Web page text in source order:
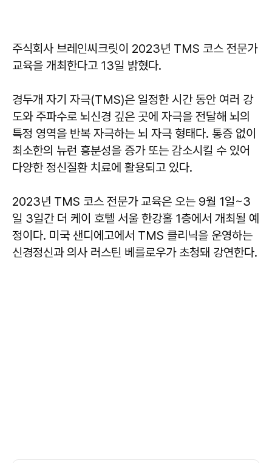
주식회사 브레인씨크릿이 2023년 TMS 코스 전문가
교육을 개최한다고 13일 밝혔다.
경두개 자기 자극(TMS)은 일정한 시간 동안 여러 강
도와 주파수로 뇌신경 깊은 곳에 자극을 전달해 뇌의
특정 영역을 반복 자극하는 뇌 자극 형태다. 통증 없이
최소한의 뉴런 흥분성을 증가 또는 감소시킬 수 있어
다양한 정신질환 치료에 활용되고 있다.
2023년 TMS 코스 전문가 교육은 오는 9월 1일~3
일 3일간 더 케이 호텔 서울 한강홀 1층에서 개최될 예
정이다. 미국 샌디에고에서 TMS 클리닉을 운영하는
신경정신과 의사 러스틴 베를로우가 초청돼 강연한다.